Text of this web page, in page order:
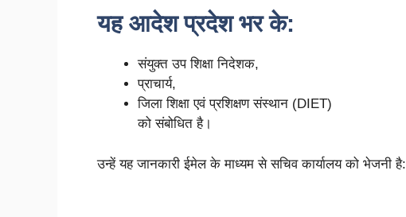
यह आदेश प्रदेश भर के:
संयुक्त उप शिक्षा निदेशक,
प्राचार्य,
जिला शिक्षा एवं प्रशिक्षण संस्थान (DIET)
को संबोधित है।
उन्हें यह जानकारी ईमेल के माध्यम से सचिव कार्यालय को भेजनी है: